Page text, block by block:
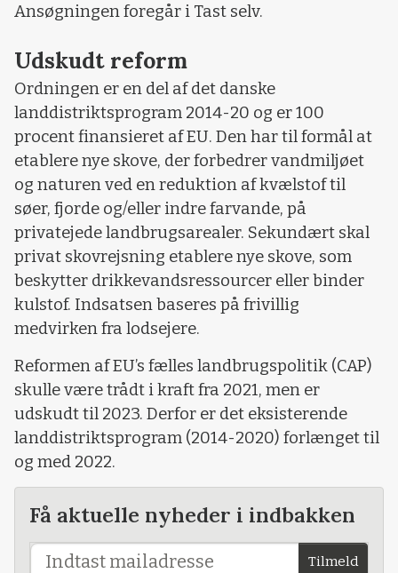
Ansøgningen foregår i Tast selv.
Udskudt reform
Ordningen er en del af det danske
landdistriktsprogram 2014-20 og er 100
procent finansieret af EU. Den har til formål at
etablere nye skove, der forbedrer vandmiljøet
og naturen ved en reduktion af kvælstof til
søer, fjorde og/eller indre farvande, på
privatejede landbrugsarealer. Sekundært skal
privat skovrejsning etablere nye skove, som
beskytter drikkevandsressourcer eller binder
kulstof. Indsatsen baseres på frivillig
medvirken fra lodsejere.
Reformen af EU’s fælles landbrugspolitik (CAP)
skulle være trådt i kraft fra 2021, men er
udskudt til 2023. Derfor er det eksisterende
landdistriktsprogram (2014-2020) forlænget til
og med 2022.
Få aktuelle nyheder i indbakken
Tilmeld